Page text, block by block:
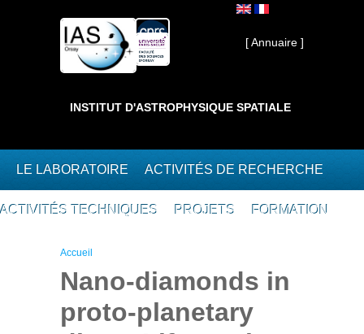
Interne ]
[ Annuaire ]
INSTITUT D'ASTROPHYSIQUE SPATIALE
LE LABORATOIRE ACTIVITÉS DE RECHERCHE
ACTIVITÉS TECHNIQUES PROJETS FORMATION
Vous êtes ici
Accueil
Nano-diamonds in
proto-planetary